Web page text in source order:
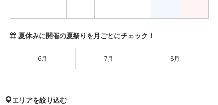
夏休みに開催の夏祭りを月ごとにチェック！
6月 7月 8月
エリアを絞り込む